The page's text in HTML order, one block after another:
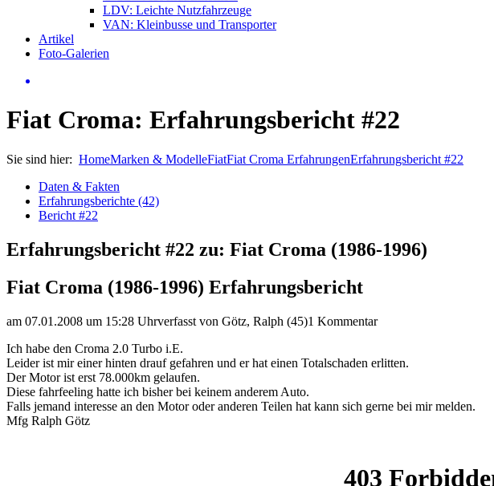
LDV: Leichte Nutzfahrzeuge
VAN: Kleinbusse und Transporter
Artikel
Foto-Galerien
Fiat Croma: Erfahrungsbericht #22
Sie sind hier: HomeMarken & ModelleFiatFiat Croma ErfahrungenErfahrungsbericht #22
Daten & Fakten
Erfahrungsberichte (42)
Bericht #22
Erfahrungsbericht #22 zu: Fiat Croma (1986-1996)
Fiat Croma (1986-1996) Erfahrungsbericht
am 07.01.2008 um 15:28 Uhrverfasst von Götz, Ralph (45)1 Kommentar
Ich habe den Croma 2.0 Turbo i.E.
Leider ist mir einer hinten drauf gefahren und er hat einen Totalschaden erlitten.
Der Motor ist erst 78.000km gelaufen.
Diese fahrfeeling hatte ich bisher bei keinem anderem Auto.
Falls jemand interesse an den Motor oder anderen Teilen hat kann sich gerne bei mir melden.
Mfg Ralph Götz